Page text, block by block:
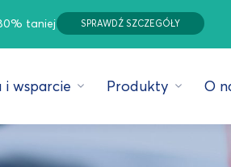
taniej SPRAWDŹ SZCZEGÓŁY
i wsparcie Produkty O